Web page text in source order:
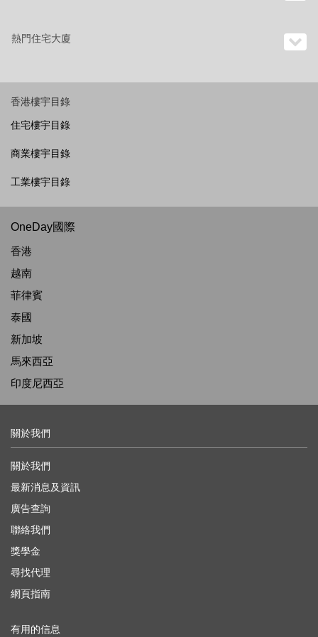
熱門住宅大廈
香港樓宇目錄
住宅樓宇目錄
商業樓宇目錄
工業樓宇目錄
OneDay國際
香港
越南
菲律賓
泰國
新加坡
馬來西亞
印度尼西亞
關於我們
關於我們
最新消息及資訊
廣告查詢
聯絡我們
獎學金
尋找代理
網頁指南
有用的信息